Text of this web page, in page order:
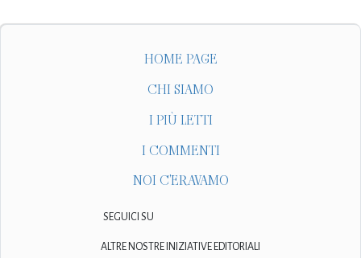
HOME PAGE
CHI SIAMO
I PIÙ LETTI
I COMMENTI
NOI C'ERAVAMO
SEGUICI SU
ALTRE NOSTRE INIZIATIVE EDITORIALI